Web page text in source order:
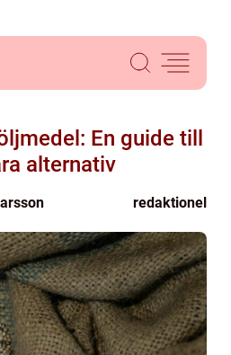
En guide till
alternativ
redaktionel